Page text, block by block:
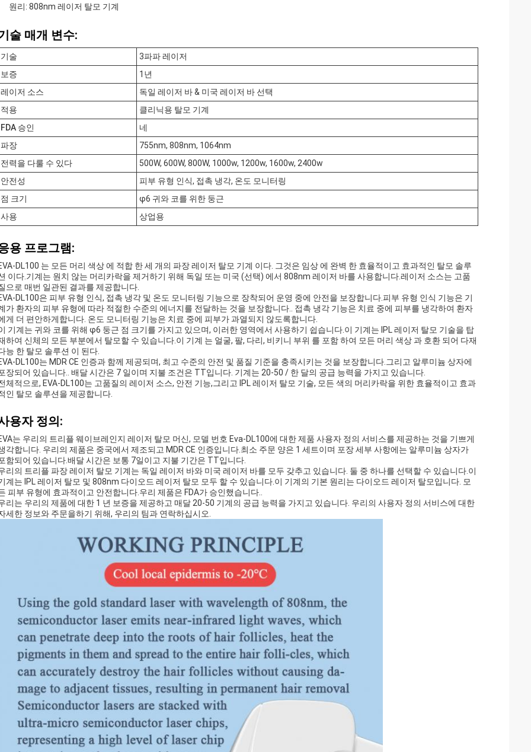
원리: 808nm 레이저 탈모 기계
술 매개 변수:
기술
3파파 레이저
보증
1년
레이저 소스
독일 레이저 바 & 미국 레이저 바 선택
적용
클리닉용 탈모 기계
FDA 승인
네
파장
755nm, 808nm, 1064nm
전력을 다룰 수 있다
500W, 600W, 800W, 1000w, 1200w, 1600w, 2400w
안전성
피부 유형 인식, 접촉 냉각, 온도 모니터링
점 크기
φ6 귀와 코를 위한 둥근
사용
상업용
용 프로그램:
DL100 는 모든 머리 색상 에 적합 한 세 개의 파장 레이저 탈모 기계 이다. 그것은 임상 에 완벽 한 효율적이고 효과적인 탈모 솔루
이다.기계는 원치 않는 머리카락을 제거하기 위해 독일 또는 미국 (선택) 에서 808nm 레이저 바를 사용합니다.레이저 소스는 고품
으로 매번 일관된 결과를 제공합니다.
DL100은 피부 유형 인식, 접촉 냉각 및 온도 모니터링 기능으로 장착되어 운영 중에 안전을 보장합니다.피부 유형 인식 기능은 기
가 환자의 피부 유형에 따라 적절한 수준의 에너지를 전달하는 것을 보장합니다.. 접촉 냉각 기능은 치료 중에 피부를 냉각하여 환자
게 더 편안하게합니다. 온도 모니터링 기능은 치료 중에 피부가 과열되지 않도록합니다.
기계는 귀와 코를 위해 φ6 둥근 점 크기를 가지고 있으며, 이러한 영역에서 사용하기 쉽습니다.이 기계는 IPL 레이저 탈모 기술을 탑
하여 신체의 모든 부분에서 탈모할 수 있습니다.이 기계 는 얼굴, 팔, 다리, 비키니 부위 를 포함 하여 모든 머리 색상 과 호환 되어 다재
능 한 탈모 솔루션 이 된다.
DL100는 MDR CE 인증과 함께 제공되며, 최고 수준의 안전 및 품질 기준을 충족시키는 것을 보장합니다.그리고 알루미늄 상자에
장되어 있습니다.. 배달 시간은 7 일이며 지불 조건은 TT입니다. 기계는 20-50 / 한 달의 공급 능력을 가지고 있습니다.
체적으로, EVA-DL100는 고품질의 레이저 소스, 안전 기능,그리고 IPL 레이저 탈모 기술, 모든 색의 머리카락을 위한 효율적이고 효과
인 탈모 솔루션을 제공합니다.
용자 정의:
는 우리의 트리플 웨이브레인지 레이저 탈모 머신, 모델 번호 Eva-DL100에 대한 제품 사용자 정의 서비스를 제공하는 것을 기쁘게
각합니다. 우리의 제품은 중국에서 제조되고 MDR CE 인증입니다.최소 주문 양은 1 세트이며 포장 세부 사항에는 알루미늄 상자가
함되어 있습니다.배달 시간은 보통 7일이고 지불 기간은 TT입니다.
리의 트리플 파장 레이저 탈모 기계는 독일 레이저 바와 미국 레이저 바를 모두 갖추고 있습니다. 둘 중 하나를 선택할 수 있습니다.이
계는 IPL 레이저 탈모 및 808nm 다이오드 레이저 탈모 모두 할 수 있습니다.이 기계의 기본 원리는 다이오드 레이저 탈모입니다. 모
피부 유형에 효과적이고 안전합니다.우리 제품은 FDA가 승인했습니다..
리는 우리의 제품에 대한 1 년 보증을 제공하고 매달 20-50 기계의 공급 능력을 가지고 있습니다. 우리의 사용자 정의 서비스에 대한
세한 정보와 주문을하기 위해, 우리의 팀과 연락하십시오.